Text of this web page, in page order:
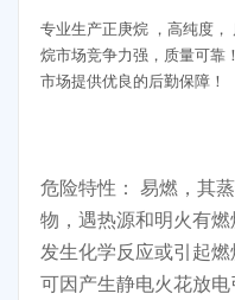
专业生产正庚烷 ，高纯度
烷市场竞争力强，质量可靠
市场提供优良的后勤保障！
危险特性： 易燃，其
物，遇热源和明火有
发生化学反应或引起
可因产生静电火花放